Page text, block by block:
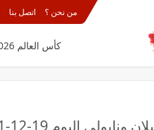
من نحن ؟ اتصل بنا
كأس العالم 2026
19-12-2021 في الدوري الايطالي